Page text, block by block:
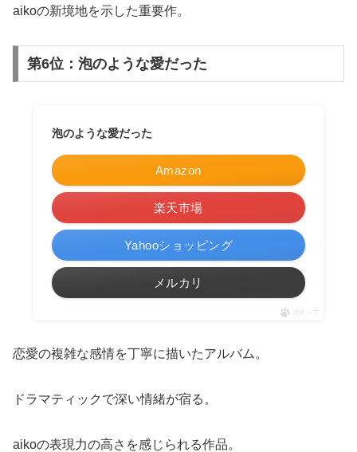
aikoの新境地を示した重要作。
第6位：泡のような愛だった
泡のような愛だった
Amazon
楽天市場
Yahooショッピング
メルカリ
ポチップ
恋愛の複雑な感情を丁寧に描いたアルバム。
ドラマティックで深い情緒が宿る。
aikoの表現力の高さを感じられる作品。